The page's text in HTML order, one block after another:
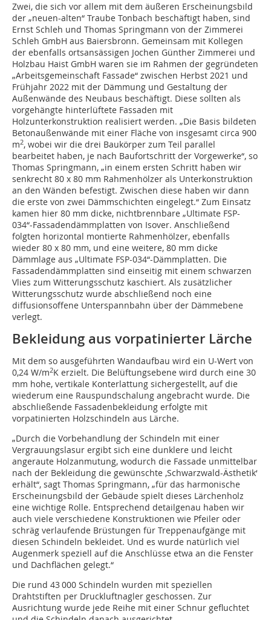
Zwei, die sich vor allem mit dem äußeren Erscheinungsbild
der „neuen-alten“ Traube Tonbach beschäftigt haben, sind
Ernst Schleh und Thomas Springmann von der Zimmerei
Schleh GmbH aus Baiersbronn. Gemeinsam mit Kollegen
der ebenfalls ortsansässigen Jochen Günther Zimmerei und
Holzbau Haist GmbH waren sie im Rahmen der gegründeten
„Arbeitsgemeinschaft Fassade“ zwischen Herbst 2021 und
Frühjahr 2022 mit der Dämmung und Gestaltung der
Außenwände des Neubaus beschäftigt. Diese sollten als
vorgehängte hinterlüftete Fassaden mit
Holzunterkonstruktion realisiert werden. „Die Basis bildeten
Betonaußenwände mit einer Fläche von insgesamt circa 900
m2, wobei wir die drei Baukörper zum Teil parallel
bearbeitet haben, je nach Baufortschritt der Vorgewerke“, so
Thomas Springmann, „in einem ersten Schritt haben wir
senkrecht 80 x 80 mm Rahmenhölzer als Unterkonstruktion
an den Wänden befestigt. Zwischen diese haben wir dann
die erste von zwei Dämmschichten eingelegt.“ Zum Einsatz
kamen hier 80 mm dicke, nichtbrennbare „Ultimate FSP-
034“-Fassadendämmplatten von Isover. Anschließend
folgten horizontal montierte Rahmenhölzer, ebenfalls
wieder 80 x 80 mm, und eine weitere, 80 mm dicke
Dämmlage aus „Ultimate FSP-034“-Dämmplatten. Die
Fassadendämmplatten sind einseitig mit einem schwarzen
Vlies zum Witterungsschutz kaschiert. Als zusätzlicher
Witterungsschutz wurde abschließend noch eine
diffusionsoffene Unterspannbahn über der Dämmebene
verlegt.
Bekleidung aus vorpatinierter Lärche
Mit dem so ausgeführten Wandaufbau wird ein U-Wert von
0,24 W/m2K erzielt. Die Belüftungsebene wird durch eine 30
mm hohe, vertikale Konterlattung sichergestellt, auf die
wiederum eine Rauspundschalung angebracht wurde. Die
abschließende Fassadenbekleidung erfolgte mit
vorpatinierten Holzschindeln aus Lärche.
„Durch die Vorbehandlung der Schindeln mit einer
Vergrauungslasur ergibt sich eine dunklere und leicht
angeraute Holzanmutung, wodurch die Fassade unmittelbar
nach der Bekleidung die gewünschte ‚Schwarzwald-Ästhetik‘
erhält“, sagt Thomas Springmann, „für das harmonische
Erscheinungsbild der Gebäude spielt dieses Lärchenholz
eine wichtige Rolle. Entsprechend detailgenau haben wir
auch viele verschiedene Konstruktionen wie Pfeiler oder
schräg verlaufende Brüstungen für Treppenaufgänge mit
diesen Schindeln bekleidet. Und es wurde natürlich viel
Augenmerk speziell auf die Anschlüsse etwa an die Fenster
und Dachflächen gelegt.“
Die rund 43 000 Schindeln wurden mit speziellen
Drahtstiften per Druckluftnagler geschossen. Zur
Ausrichtung wurde jede Reihe mit einer Schnur gefluchtet